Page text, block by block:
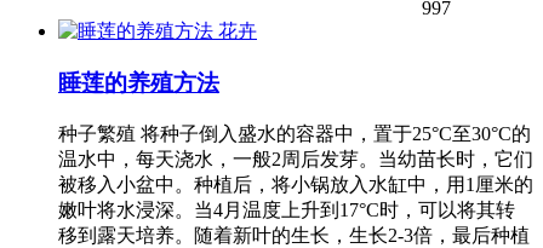
997
花卉
睡莲的养殖方法
种子繁殖 将种子倒入盛水的容器中，置于25°C至30°C的
温水中，每天浇水，一般2周后发芽。当幼苗长时，它们
被移入小盆中。种植后，将小锅放入水缸中，用1厘米的
嫩叶将水浸深。当4月温度上升到17°C时，可以将其转
移到露天培养。随着新叶的生长，生长2-3倍，最后种植